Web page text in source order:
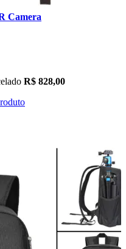
Camera
R$ 828,00